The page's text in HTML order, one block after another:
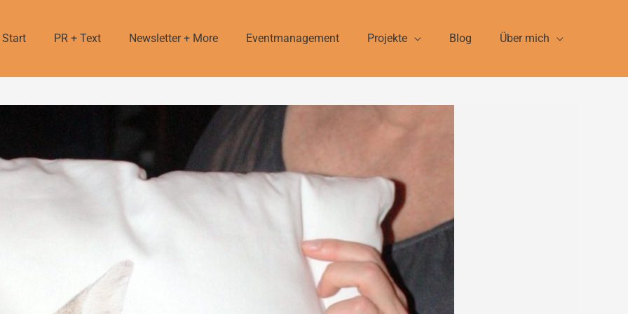
Start PR + Text Newsletter + More Eventmanagement Projekte Blog Über mich